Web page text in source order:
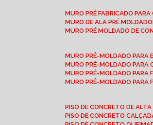
MURO PRÉ FABRICADO
MURO DE ALA PRÉ MOLDADO
MURO PRÉ MOLDADO DE
MURO PRÉ-MOLDADO PARA
MURO PRÉ-MOLDADO
MURO PRÉ-MOLDADO
MURO PRÉ-MOLDADO
PISO DE CONCRETO DE
PISO DE CONCRETO